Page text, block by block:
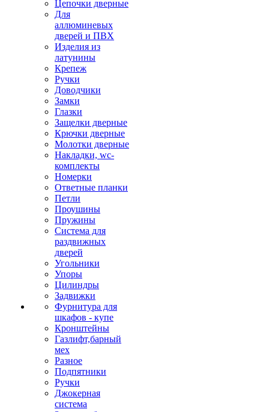
Цепочки дверные
Для
аллюминевых
дверей и ПВХ
Изделия из
латунины
Крепеж
Ручки
Доводчики
Замки
Глазки
Защелки дверные
Крючки дверные
Молотки дверные
Накладки, wc-
комплекты
Номерки
Ответные планки
Петли
Проушины
Пружины
Система для
раздвижных
дверей
Угольники
Упоры
Цилиндры
Задвижки
Фурнитура для
шкафов - купе
Кронштейны
Газлифт,барный
мех
Разное
Подпятники
Ручки
Джокерная
система